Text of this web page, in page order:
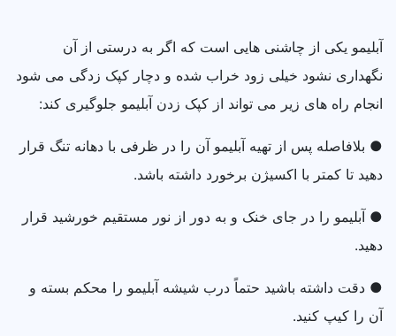
آبلیمو یکی از چاشنی‌ هایی است که اگر به درستی از آن
نگهداری نشود خیلی زود خراب شده و دچار کپک زدگی می‌ شود
انجام راه‌ های زیر می‌ تواند از کپک زدن آبلیمو جلوگیری کند:
● بلافاصله پس از تهیه آبلیمو آن را در ظرفی با دهانه تنگ قرار
دهید تا کمتر با اکسیژن برخورد داشته باشد.
● آبلیمو را در جای خنک و به دور از نور مستقیم خورشید قرار
دهید.
● دقت داشته باشید حتماً درب شیشه آبلیمو را محکم بسته و
آن را کیپ کنید.